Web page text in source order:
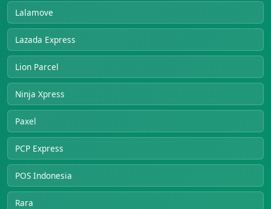
Lalamove
Lazada Express
Lion Parcel
Ninja Xpress
Paxel
PCP Express
POS Indonesia
Rara